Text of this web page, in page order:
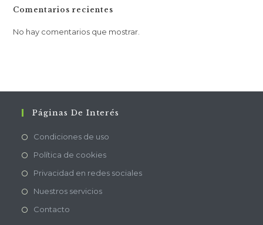
Comentarios recientes
No hay comentarios que mostrar.
Páginas De Interés
Condiciones de uso
Política de cookies
Privacidad en redes sociales
Nuestros servicios
Contacto